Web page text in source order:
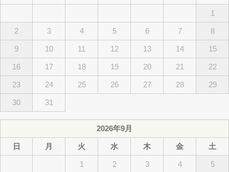
1
2 3 4 5 6 7 8
9 10 11 12 13 14 15
16 17 18 19 20 21 22
23 24 25 26 27 28 29
30 31
2026年9月
日 月 火 水 木 金 土
1 2 3 4 5